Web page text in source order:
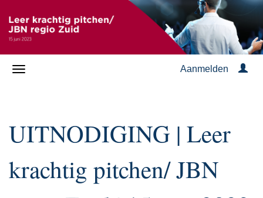
Aanmelden
UITNODIGING | Leer
krachtig pitchen/ JBN